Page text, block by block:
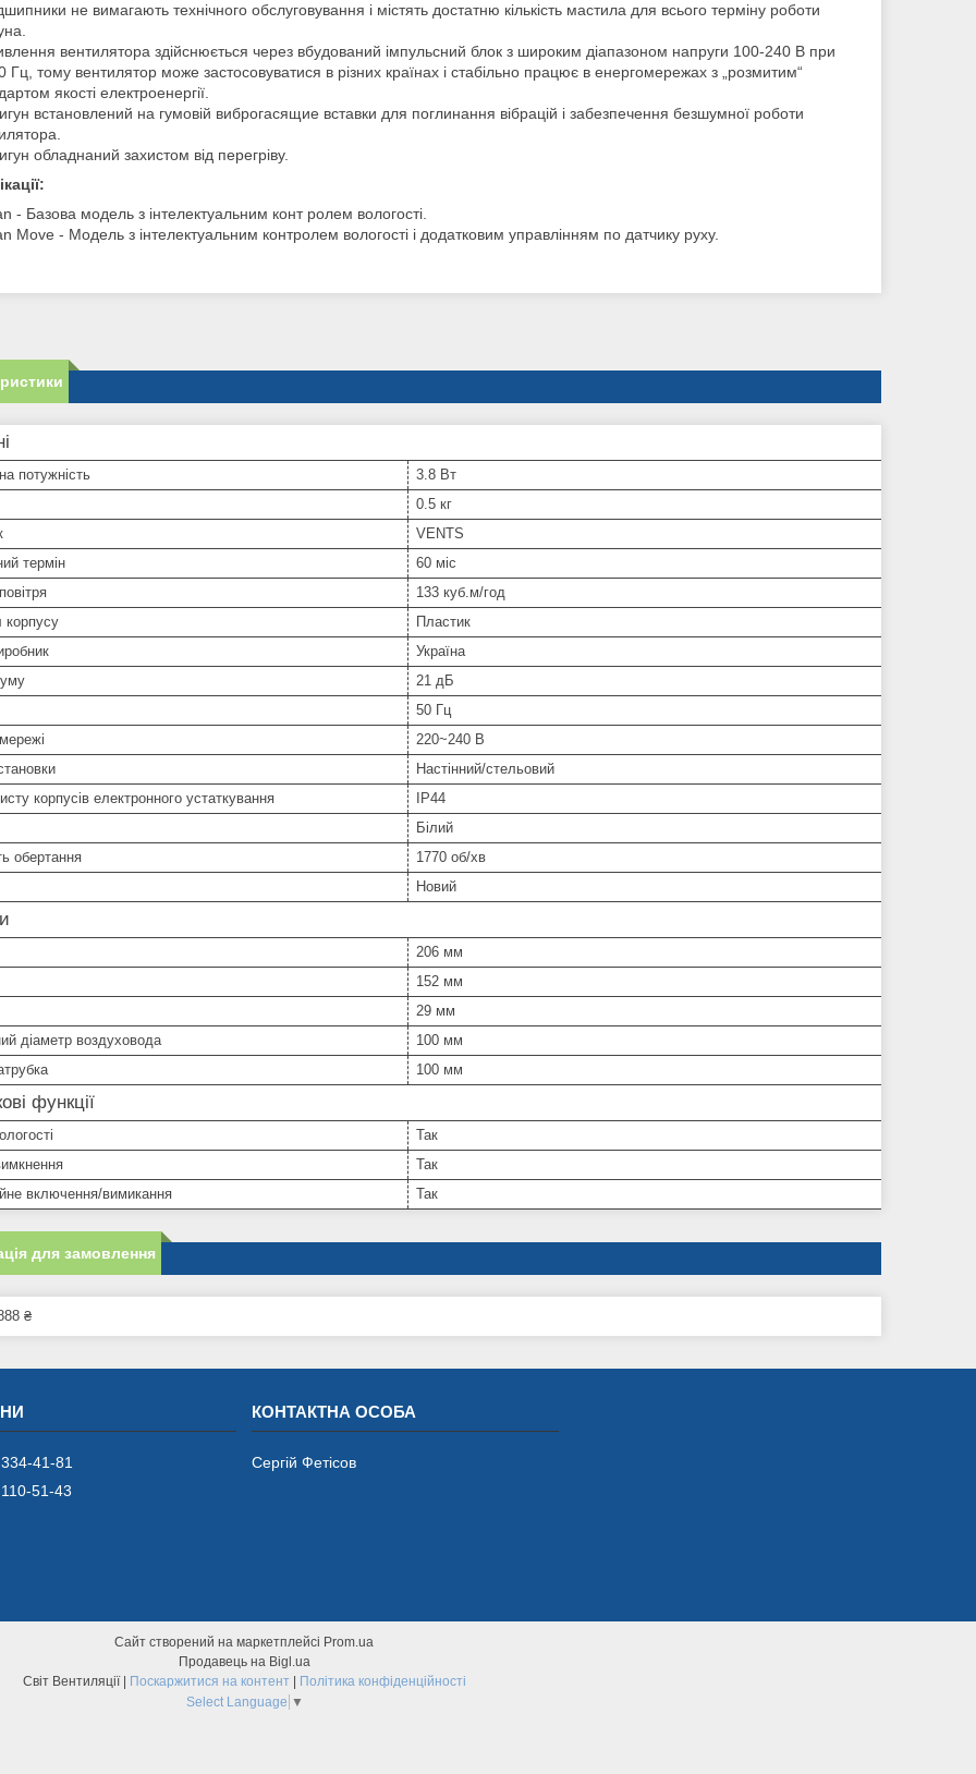
не вимагають технічного обслуговування і містять достатню кількість мастила для всього терміну роботи
вентилятора здійснюється через вбудований імпульсний блок з широким діапазоном напруги 100-240 В при
Гц, тому вентилятор може застосовуватися в різних країнах і стабільно працює в енергомережах з „розмитим“
якості електроенергії.
встановлений на гумовій виброгасящие вставки для поглинання вібрацій і забезпечення безшумної роботи
обладнаний захистом від перегріву.
- Базова модель з інтелектуальним конт ролем вологості.
Move - Модель з інтелектуальним контролем вологості і додатковим управлінням по датчику руху.
потужність
3.8 Вт
0.5 кг
VENTS
термін
60 міс
133 куб.м/год
корпусу
Пластик
Україна
21 дБ
50 Гц
220~240 В
Настінний/стельовий
корпусів електронного устаткування
IP44
Білий
обертання
1770 об/хв
Новий
206 мм
152 мм
29 мм
діаметр воздуховода
100 мм
100 мм
функції
Так
Так
включення/вимикання
Так
для замовлення
₴
41-81
51-43
Сергій Фетісов
Сайт створений на маркетплейсі Prom.ua
Продавець на Bigl.ua
Поскаржитися на контент
Політика конфіденційності
Select Language ▼